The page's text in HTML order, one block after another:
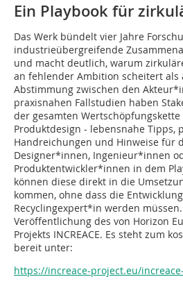
Ein Playbook für
Das Werk bündelt vier Jahre
industrieübergreifende
und macht deutlich, warum
an fehlender Ambition scheitert als
Abstimmung zwischen den
praxisnahen Fallstudien haben
der gesamten Wertschöpfungskette
Produktdesign - lebensnahe Tipps,
Handreichungen und Hinweise für
Designer*innen, Ingenieur*innen
Produktentwickler*innen in dem
können diese direkt in die
kommen, ohne dass die
Recyclingexpert*in werden
Veröffentlichung des von Horizon
Projekts INCREACE. Es steht zum
bereit unter:
https://increace-project.eu/